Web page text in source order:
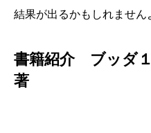
結果が出るかもしれません
書籍紹介 ブッダ
著